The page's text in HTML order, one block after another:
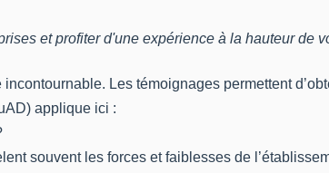
et profiter d'une expérience à la hauteur de
Les témoignages permettent
applique ici :
souvent les forces et faiblesses de